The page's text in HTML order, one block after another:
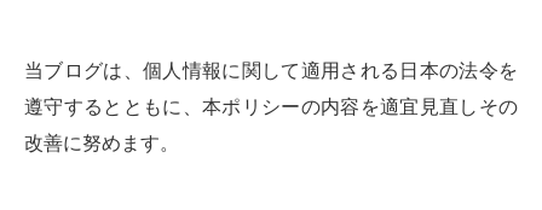
当ブログは、個人情報に関して適用される日本の法令を
遵守するとともに、本ポリシーの内容を適宜見直しその
改善に努めます。